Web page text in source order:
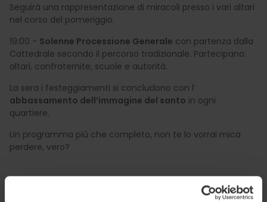
Seguirà una rappresentazione di miracoli presso i vari altari
nel corso del pomeriggio.
19:00 - Solenne Processione Generale con partenza dalla
Cattedrale secondo il percorso tradizionale. Partecipano:
altari, confraternite, scuole e autorità.
La sera i festeggiamenti si concludono con l’
abbassamento dell’immagine del santo in ogni
quartiere.
Un programma più che completo, non te lo vorrai mica
perdere, vero?